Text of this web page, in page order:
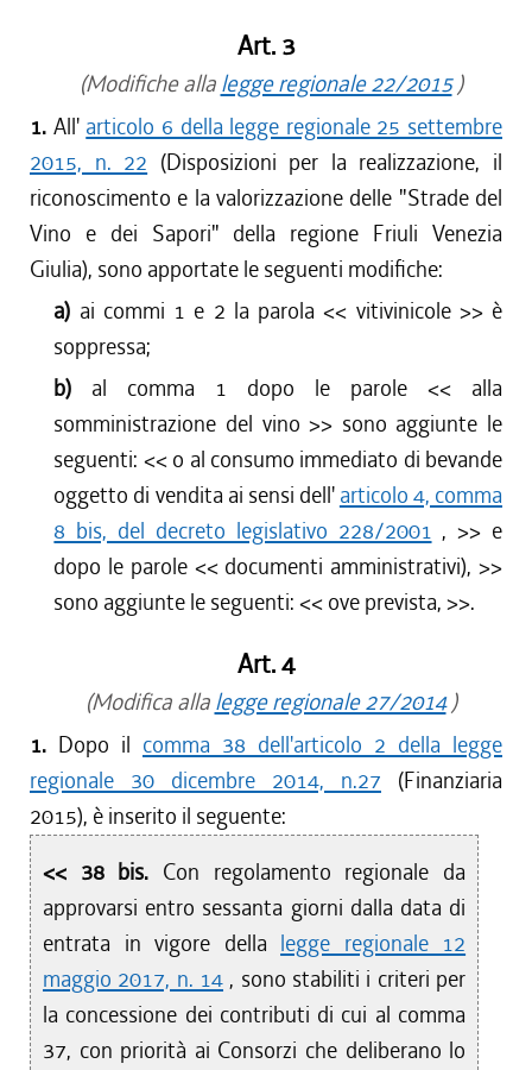
Art. 3
(Modifiche alla legge regionale 22/2015)
1. All' articolo 6 della legge regionale 25 settembre
2015, n. 22 (Disposizioni per la realizzazione, il
riconoscimento e la valorizzazione delle "Strade del
Vino e dei Sapori" della regione Friuli Venezia
Giulia), sono apportate le seguenti modifiche:
a) ai commi 1 e 2 la parola << vitivinicole>> è
soppressa;
b) al comma 1 dopo le parole << alla
somministrazione del vino >> sono aggiunte le
seguenti: << o al consumo immediato di bevande
oggetto di vendita ai sensi dell' articolo 4, comma
8 bis, del decreto legislativo 228/2001 ,>> e
dopo le parole << documenti amministrativi), >>
sono aggiunte le seguenti: << ove prevista, >>.
Art. 4
(Modifica alla legge regionale 27/2014)
1. Dopo il comma 38 dell'articolo 2 della legge
regionale 30 dicembre 2014, n.27 (Finanziaria
2015), è inserito il seguente:
<< 38 bis. Con regolamento regionale da
approvarsi entro sessanta giorni dalla data di
entrata in vigore della legge regionale 12
maggio 2017, n. 14 , sono stabiliti i criteri per
la concessione dei contributi di cui al comma
37, con priorità ai Consorzi che deliberano lo